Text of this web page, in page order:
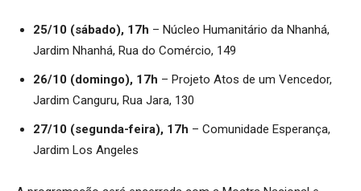
25/10 (sábado), 17h – Núcleo Humanitário da Nhanhá,
Jardim Nhanhá, Rua do Comércio, 149
26/10 (domingo), 17h – Projeto Atos de um Vencedor,
Jardim Canguru, Rua Jara, 130
27/10 (segunda-feira), 17h – Comunidade Esperança,
Jardim Los Angeles